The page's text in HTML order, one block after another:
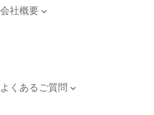
会社概要 
よくあるご質問 